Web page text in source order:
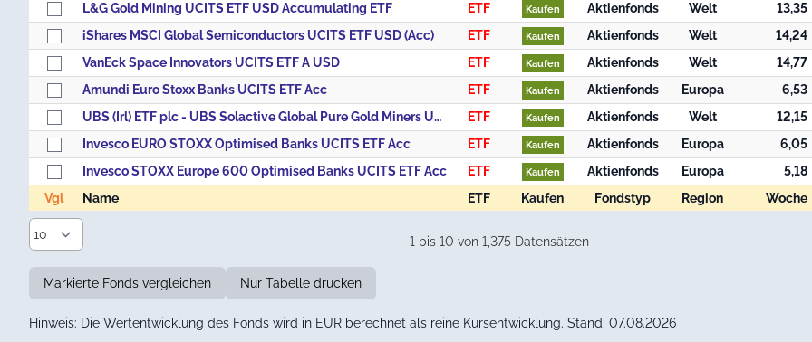
Vgl Name ETF Kaufen Fondstyp Region Woche
L&G Gold Mining UCITS ETF USD Accumulating ETF
ETF Kaufen Aktienfonds Welt 13,35
iShares MSCI Global Semiconductors UCITS ETF USD (Acc)
ETF Kaufen Aktienfonds Welt 14,24
VanEck Space Innovators UCITS ETF A USD
ETF Kaufen Aktienfonds Welt 14,77
Amundi Euro Stoxx Banks UCITS ETF Acc
ETF Kaufen Aktienfonds Europa 6,53
UBS (Irl) ETF plc - UBS Solactive Global Pure Gold Miners UCITS ETF, Klasse USD dis
ETF Kaufen Aktienfonds Welt 12,15
Invesco EURO STOXX Optimised Banks UCITS ETF Acc
ETF Kaufen Aktienfonds Europa 6,05
Invesco STOXX Europe 600 Optimised Banks UCITS ETF Acc
ETF Kaufen Aktienfonds Europa 5,18
Vgl
Name ETF Kaufen Fondstyp Region Woche
1 bis 10 von 1,375 Datensätzen
Markierte Fonds vergleichen Nur Tabelle drucken
Hinweis: Die Wertentwicklung des Fonds wird in EUR berechnet als reine Kursentwicklung. Stand: 07.08.2026